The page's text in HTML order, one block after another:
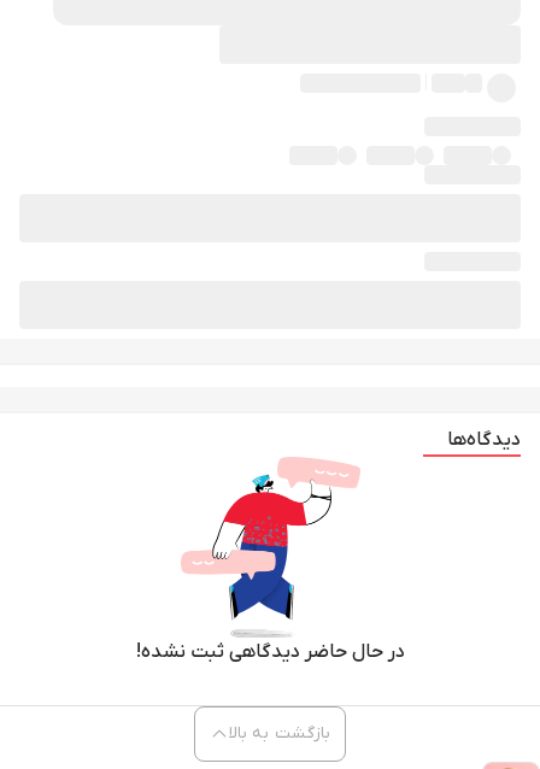
دیدگاه‌ها
در حال حاضر دیدگاهی ثبت نشده!
بازگشت به بالا